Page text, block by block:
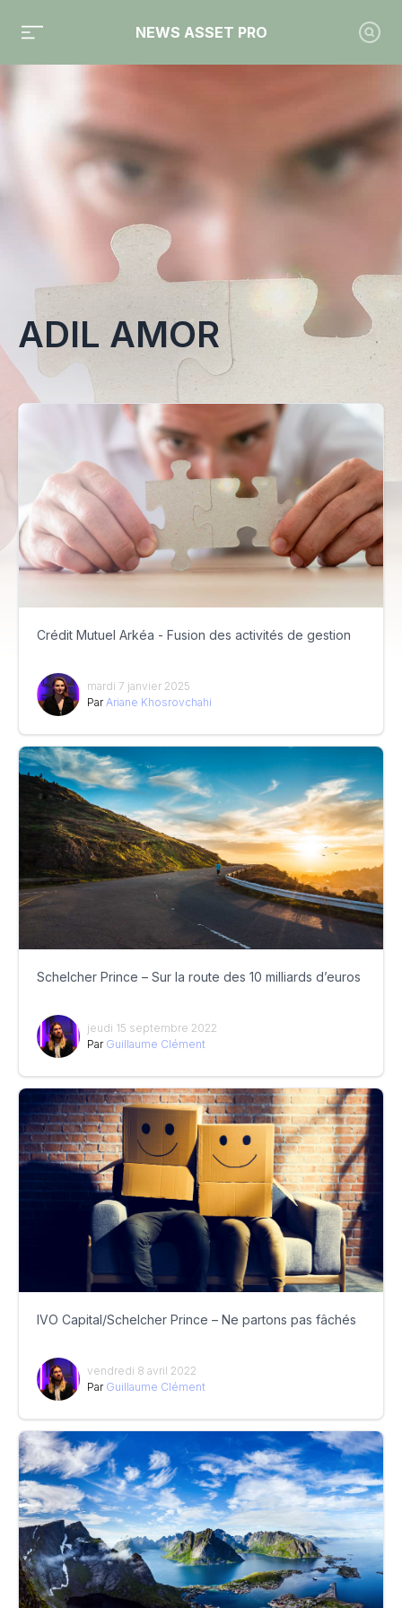
NEWS ASSET PRO
Toute l'actualité sur le tag "Adil Amor"
ADIL AMOR
Crédit Mutuel Arkéa - Fusion des activités de gestion
mardi 7 janvier 2025
Par Ariane Khosrovchahi
Schelcher Prince – Sur la route des 10 milliards d’euros
jeudi 15 septembre 2022
Par Guillaume Clément
IVO Capital/Schelcher Prince – Ne partons pas fâchés
vendredi 8 avril 2022
Par Guillaume Clément